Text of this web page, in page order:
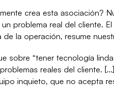
crea esta asociación?
problema real del cliente.
de la operación, resume
sobre “tener tecnología
reales del cliente.
inquieto, que no acepta